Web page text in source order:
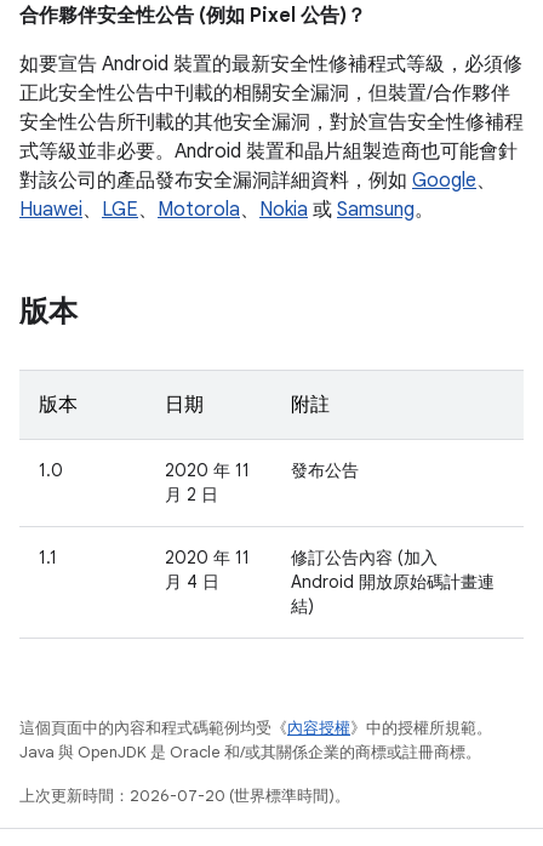
合作夥伴安全性公告 (例如 Pixel 公告)？
如要宣告 Android 裝置的最新安全性修補程式等級，必須修
正此安全性公告中刊載的相關安全漏洞，但裝置/合作夥伴
安全性公告所刊載的其他安全漏洞，對於宣告安全性修補程
式等級並非必要。Android 裝置和晶片組製造商也可能會針
對該公司的產品發布安全漏洞詳細資料，例如 Google、
Huawei、 LGE、 Motorola、 Nokia 或 Samsung。
版本
版本 日期 附註
1.0
2020 年 11
月 2 日
發布公告
1.1
2020 年 11
月 4 日
修訂公告內容 (加入
Android 開放原始碼計畫連
結)
這個頁面中的內容和程式碼範例均受《內容授權》中的授權所規範。
Java 與 OpenJDK 是 Oracle 和/或其關係企業的商標或註冊商標。
上次更新時間：2026-07-20 (世界標準時間)。